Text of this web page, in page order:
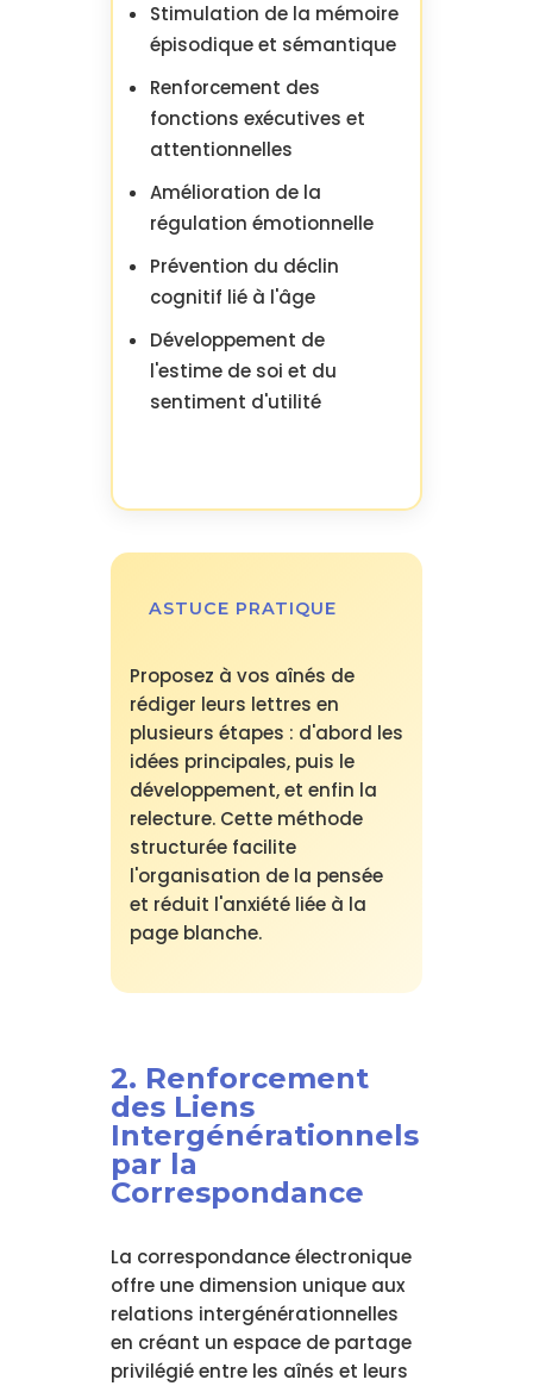
Stimulation de la mémoire
épisodique et sémantique
Renforcement des
fonctions exécutives et
attentionnelles
Amélioration de la
régulation émotionnelle
Prévention du déclin
cognitif lié à l'âge
Développement de
l'estime de soi et du
sentiment d'utilité
ASTUCE PRATIQUE
Proposez à vos aînés de
rédiger leurs lettres en
plusieurs étapes : d'abord les
idées principales, puis le
développement, et enfin la
relecture. Cette méthode
structurée facilite
l'organisation de la pensée
et réduit l'anxiété liée à la
page blanche.
2. Renforcement
des Liens
Intergénérationnels
par la
Correspondance
La correspondance électronique
offre une dimension unique aux
relations intergénérationnelles
en créant un espace de partage
privilégié entre les aînés et leurs